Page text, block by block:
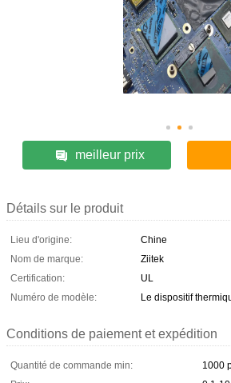
meilleur prix
Détails sur le produit
Lieu d'origine:
Chine
Nom de marque:
Ziitek
Certification:
UL
Numéro de modèle:
Le dispositif
Conditions de paiement et expédition
Quantité de commande min:
1000